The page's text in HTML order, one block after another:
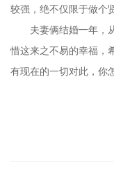
较强，绝不仅限于做个
夫妻俩结婚一年，从
惜这来之不易的幸福，
有现在的一切对此，你